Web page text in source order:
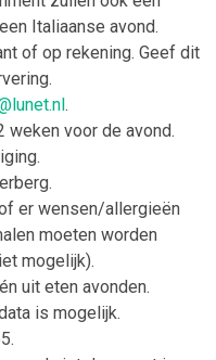
Italiaanse avond.
of op rekening. Geef dit
.
weken voor de avond.
er wensen/allergieën
moeten worden
mogelijk).
uit eten avonden.
is mogelijk.